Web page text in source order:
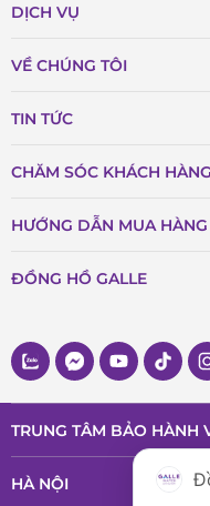
DỊCH VỤ
VỀ CHÚNG TÔI
TIN TỨC
CHĂM SÓC KHÁCH HÀNG
HƯỚNG DẪN MUA HÀNG
ĐỒNG HỒ GALLE
TRUNG TÂM BẢO HÀNH
HÀ NỘI